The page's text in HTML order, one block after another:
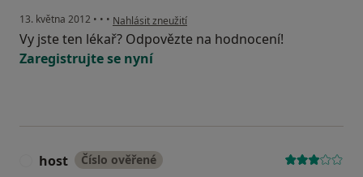
13. května 2012 • • • podle názoru uživatele Váš účet byl odstraněn
Nahlásit zneužití
Vy jste ten lékař? Odpovězte na hodnocení!
Zaregistrujte se nyní
host Číslo ověřené